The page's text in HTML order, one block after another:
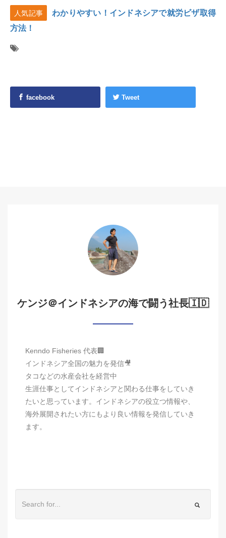
人気記事
わかりやすい！インドネシアで就労ビザ取得
方法！
facebook Tweet
ケンジ＠インドネシアの海で闘う社長🇮🇩
Kenndo Fisheries 代表🏢
インドネシア全国の魅力を発信🎥
タコなどの水産会社を経営中
生涯仕事としてインドネシアと関わる仕事をしていき
たいと思っています。インドネシアの役立つ情報や、
海外展開されたい方にもより良い情報を発信していき
ます。